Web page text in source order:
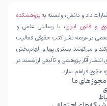
داد و دانش، وابسته بهپژوهشکده
و قانون ایران، با رسالتی علمی و
در عرصه نشر کتب حقوقی فعالیت
و می‌کوشد بستری پویا و الهام‌بخش
انتشار آثار پژوهشی و تألیفی ارزشمند در
حقوق فراهم سازد.
مجوز های ما